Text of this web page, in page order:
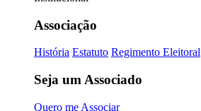
Associação
História Estatuto Regimento Eleitoral
Seja um Associado
Quero me Associar